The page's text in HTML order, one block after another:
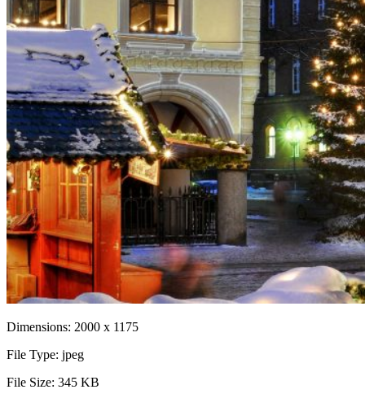
Dimensions: 2000 x 1175
File Type: jpeg
File Size: 345 KB